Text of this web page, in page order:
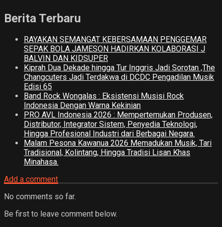
Berita Terbaru
RAYAKAN SEMANGAT KEBERSAMAAN PENGGEMAR
SEPAK BOLA JAMESON HADIRKAN KOLABORASI J
BALVIN DAN KIDSUPER
Kiprah Dua Dekade hingga Tur Inggris Jadi Sorotan ,The
Changcuters Jadi Terdakwa di DCDC Pengadilan Musik
Edisi 65
Band Rock Wongalas : Eksistensi Musisi Rock
Indonesia Dengan Warna Kekinian
PRO AVL Indonesia 2026 : Mempertemukan Produsen,
Distributor, Integrator Sistem, Penyedia Teknologi,
Hingga Profesional Industri dari Berbagai Negara.
Malam Pesona Kawanua 2026 Memadukan Musik, Tari
Tradisional, Kolintang, Hingga Tradisi Lisan Khas
Minahasa.
Add a comment
No comments so far.
Be first to leave comment below.